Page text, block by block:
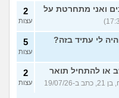
ואני מתחרטת על
2
עצות
5
עצות
או להתחיל תואר
(מדמח, בן 21, כתב ב-19/07/26
2
עצות